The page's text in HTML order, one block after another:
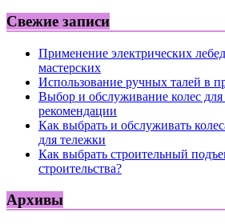
Свежие записи
Применение электрических
мастерских
Использование ручных талей в
Выбор и обслуживание колес для
рекомендации
Как выбрать и обслуживать
для тележки
Как выбрать строительный
строительства?
Архивы